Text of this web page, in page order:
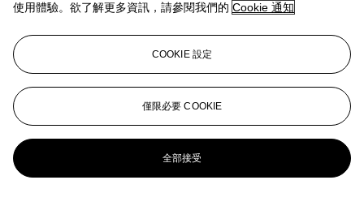
使用體驗。欲了解更多資訊，請參閱我們的 Cookie 通知
COOKIE 設定
僅限必要 COOKIE
全部接受